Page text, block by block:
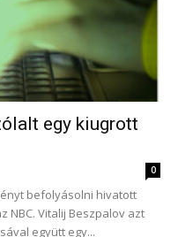
egy kiugrott
0
befolyásolni hivatott
NBC. Vitalij Beszpalov azt
együtt egy...